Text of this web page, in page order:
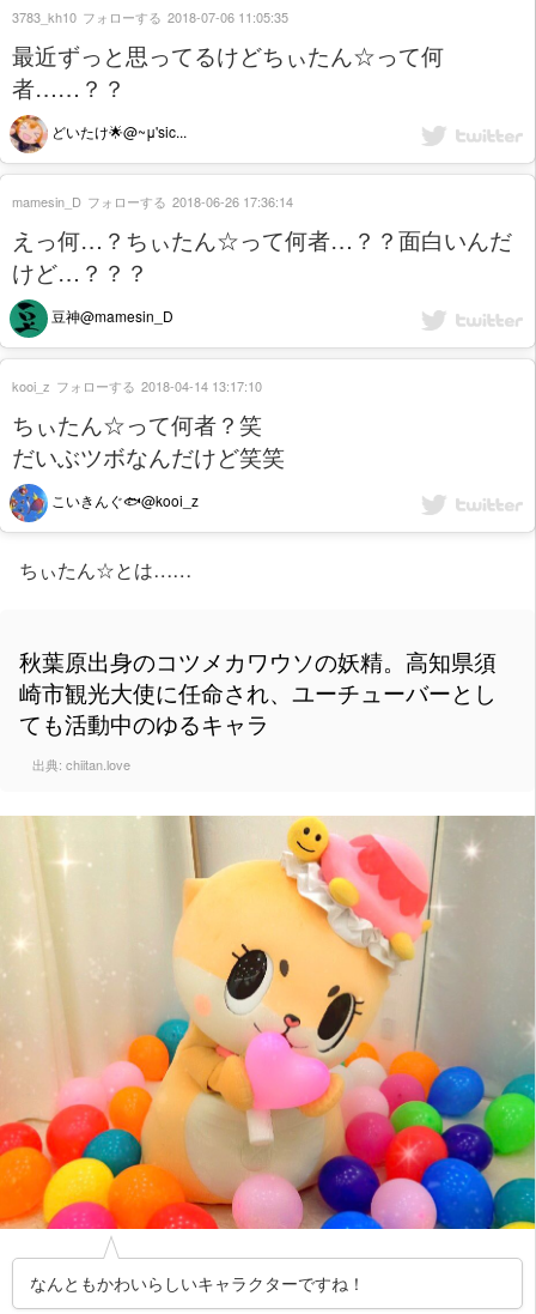
最近ずっと思ってるけどちぃたん☆って何
者……？？
どいたけ🌟@~μ'sic...
3783_kh10 フォローする 2018-07-06 11:05:35
えっ何…？ちぃたん☆って何者…？？面白いんだ
けど…？？？
豆神@mamesin_D
mamesin_D フォローする 2018-06-26 17:36:14
ちぃたん☆って何者？笑
だいぶツボなんだけど笑笑
こいきんぐ🐟@kooi_z
kooi_z フォローする 2018-04-14 13:17:10
ちぃたん☆とは……
秋葉原出身のコツメカワウソの妖精。高知県須
崎市観光大使に任命され、ユーチューバーとし
ても活動中のゆるキャラ
出典: chiitan.love
なんともかわいらしいキャラクターですね！